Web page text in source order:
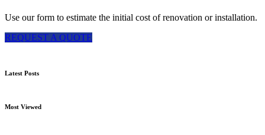
Use our form to estimate the initial cost of renovation or installation.
REQUEST A QUOTE
Latest Posts
Most Viewed